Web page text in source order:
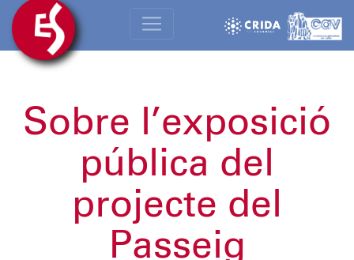
Sobre l’exposició
pública del
projecte del
Passeig